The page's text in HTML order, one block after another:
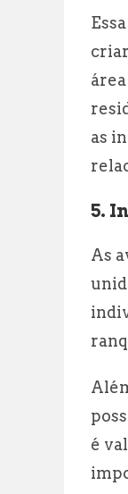
as
5.
As
é